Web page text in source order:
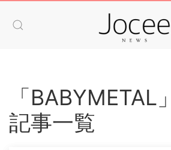
「BABYMETAL
記事一覧